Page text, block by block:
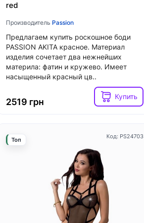
Nora
red
Производитель Passion
Предлагаем купить роскошное боди
PASSION AKITA красное. Материал
изделия сочетает два нежнейших
материла: фатин и кружево. Имеет
насыщенный красный цв..
2519 грн
Купить
Код: PS24703
Топ